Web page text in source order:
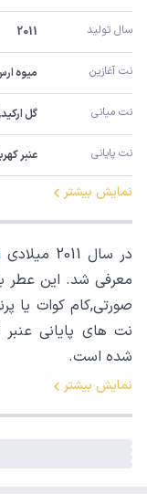
سال تولید 2011
نت آغازین میوه
نت میانی گل
نت پایانی عنبر
نمایش بیشتر
در سال 2011 میلادی
معرفی شد. این عطر
صورتی,کام کوات یا
نت های پایانی
شده است.
نمایش بیشتر